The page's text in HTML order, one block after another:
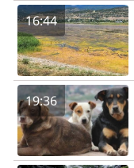
16:44
19:36